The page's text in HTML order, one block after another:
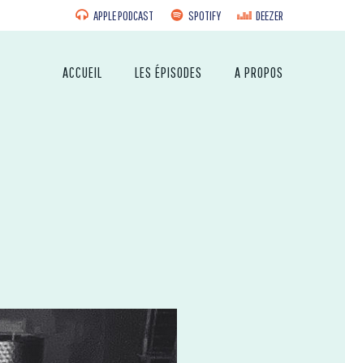
APPLE PODCAST SPOTIFY DEEZER
ACCUEIL LES ÉPISODES A PROPOS